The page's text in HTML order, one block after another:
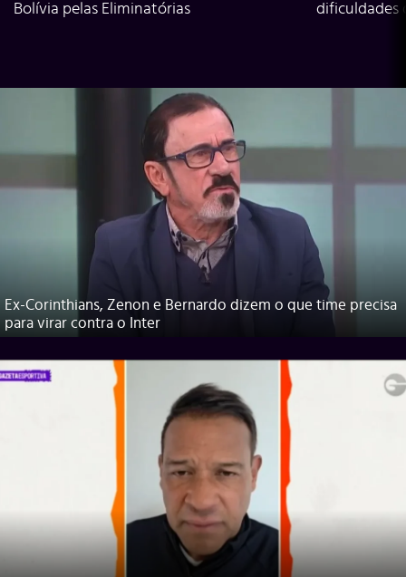
Bolívia pelas Eliminatórias
dificuldades
Ex-Corinthians, Zenon e Bernardo dizem o que time precisa
para virar contra o Inter